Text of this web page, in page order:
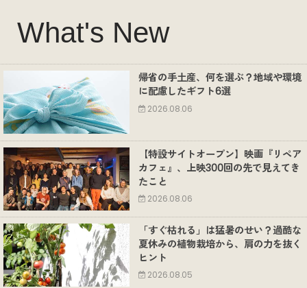
What's New
帰省の手土産、何を選ぶ？地域や環境
に配慮したギフト6選
2026.08.06
【特設サイトオープン】映画『リペア
カフェ』、上映300回の先で見えてき
たこと
2026.08.06
「すぐ枯れる」は猛暑のせい？過酷な
夏休みの植物栽培から、肩の力を抜く
ヒント
2026.08.05